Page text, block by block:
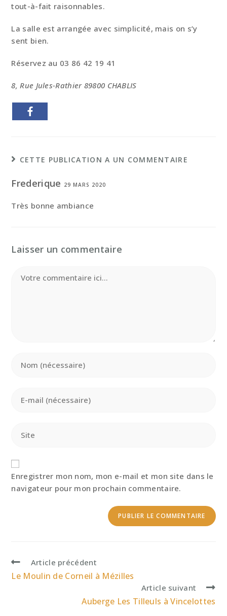
tout-à-fait raisonnables.
La salle est arrangée avec simplicité, mais on s’y
sent bien.
Réservez au 03 86 42 19 41
8, Rue Jules-Rathier 89800 CHABLIS
CETTE PUBLICATION A UN COMMENTAIRE
Frederique 29 MARS 2020
Très bonne ambiance
Laisser un commentaire
your
username
your
l’URL
votre
site
(facultatif)
Enregistrer mon nom, mon e-mail et mon site dans le
navigateur pour mon prochain commentaire.
Read
more
Article précédent
Le Moulin de Corneil à Mézilles
Article suivant
Auberge Les Tilleuls à Vincelottes